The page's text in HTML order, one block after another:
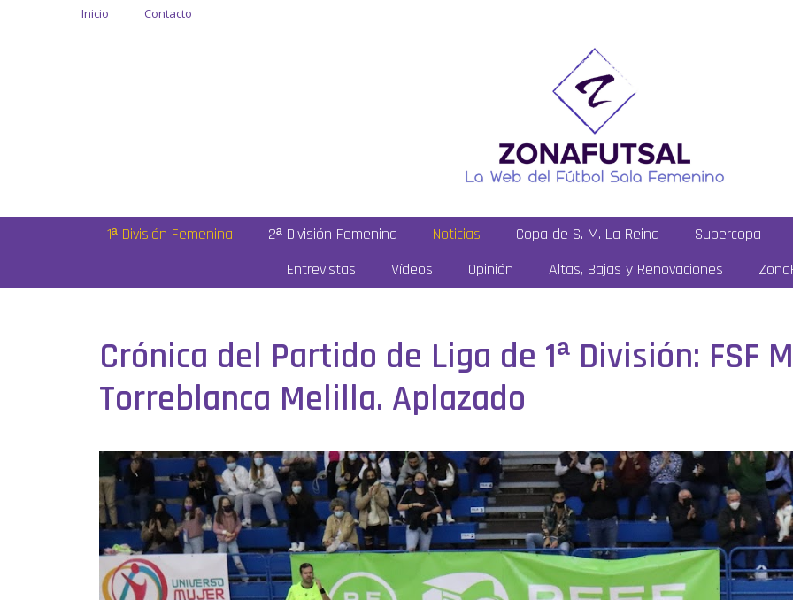
Inicio Contacto
1ª División Femenina 2ª División Femenina Noticias Copa de S. M. La Reina Supercopa
Entrevistas
Vídeos Opinión Altas, Bajas y Renovaciones
Crónica del Partido de Liga de 1ª División: FSF
Torreblanca Melilla. Aplazado